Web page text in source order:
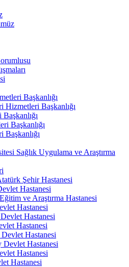
Başkanlığı
Hizmetleri Başkanlığı
Başkanlığı
Başkanlığı
Sağlık Uygulama ve Araştırma
Şehir Hastanesi
Hastanesi
ve Araştırma Hastanesi
Hastanesi
Hastanesi
Hastanesi
Hastanesi
Devlet Hastanesi
Hastanesi
Hastanesi